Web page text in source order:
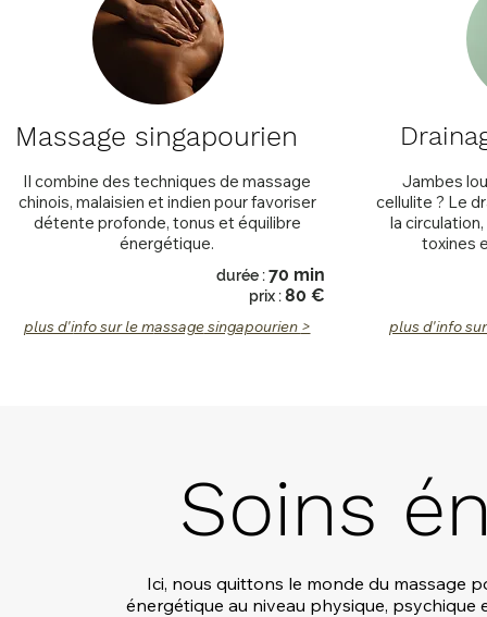
Massage singapourien
Il combine des techniques de massage
chinois, malaisien et indien pour favoriser
détente profonde, tonus et équilibre
énergétique.
durée :70 min
prix :80 €
plus d'info sur le massagesingapourien >
Jambes
cellulite ? Le
la
toxines
plus d'info
Soins
Ici, nous quittons le monde du massage
énergétique au niveau physique, psychique